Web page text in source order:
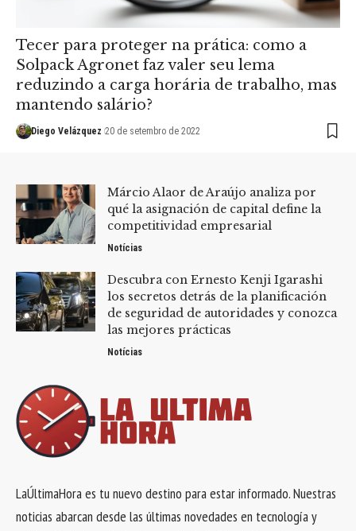
Tecer para proteger na prática: como a
Solpack Agronet faz valer seu lema
reduzindo a carga horária de trabalho, mas
mantendo salário?
Diego Velázquez 20 de setembro de 2022
Márcio Alaor de Araújo analiza por
qué la asignación de capital define la
competitividad empresarial
Notícias
Descubra con Ernesto Kenji Igarashi
los secretos detrás de la planificación
de seguridad de autoridades y conozca
las mejores prácticas
Notícias
LaÚltimaHora es tu nuevo destino para estar informado. Nuestras
noticias abarcan desde las últimas novedades en tecnología y